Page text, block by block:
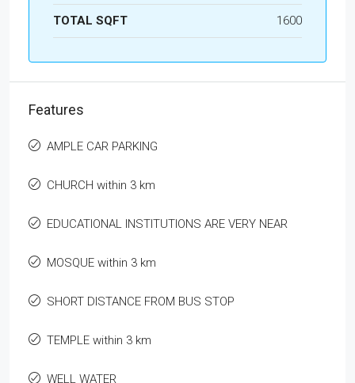
TOTAL SQFT 1600
Features
AMPLE CAR PARKING
CHURCH within 3 km
EDUCATIONAL INSTITUTIONS ARE VERY NEAR
MOSQUE within 3 km
SHORT DISTANCE FROM BUS STOP
TEMPLE within 3 km
WELL WATER